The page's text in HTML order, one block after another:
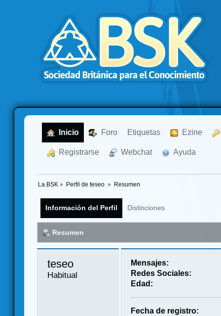
Inicio Foro Etiquetas Ezine
Registrarse Webchat Ayuda
La BSK » Perfil de teseo » Resumen
Información del Perfil Distinciones
Resumen
teseo
Habitual
Mensajes:
Redes Sociales:
Edad:
Fecha de registro: